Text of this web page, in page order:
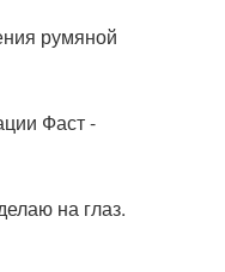
румяной
Фаст -
на глаз.